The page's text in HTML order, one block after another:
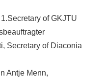
of GKJTU
Secretary of Diaconia
Antje Menn,